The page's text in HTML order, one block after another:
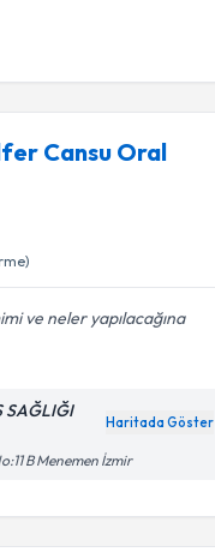
Cansu Oral
ve neler yapılacağına
SAĞLIĞI
Haritada Göster
B Menemen İzmir